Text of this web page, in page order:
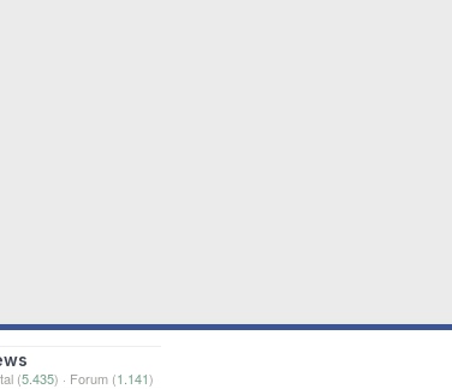
(5.435) · Forum (1.141)